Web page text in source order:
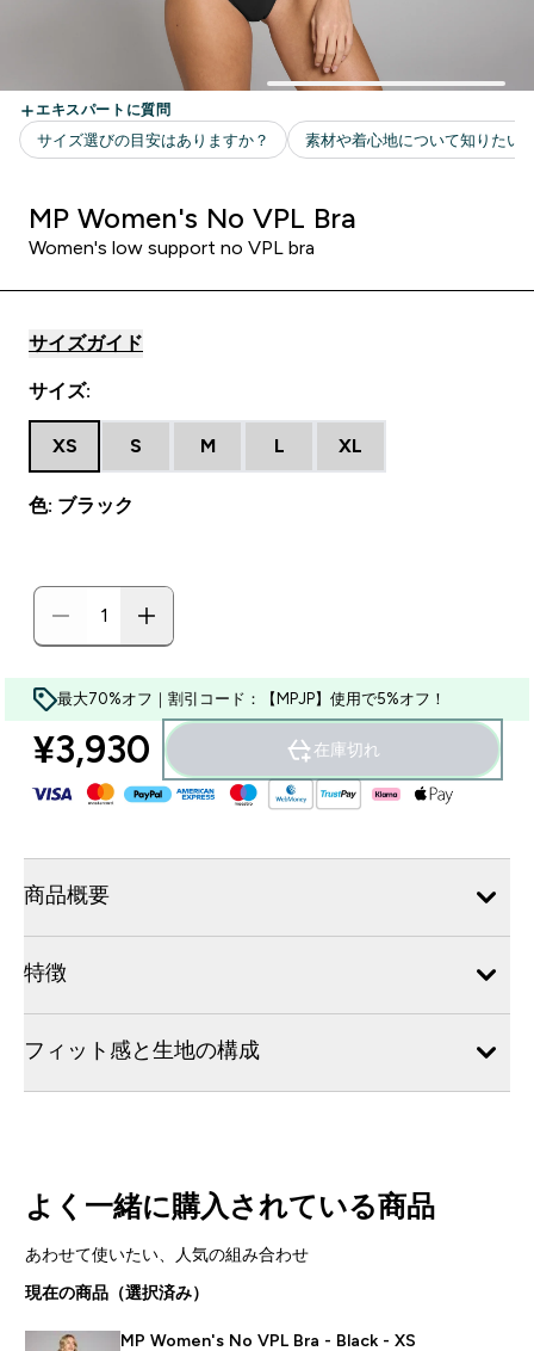
MP Women's No VPL Bra
Women's low support no VPL bra
サイズガイド
サイズ:
XS S M L XL
色: ブラック
最大70%オフ｜割引コード：【MPJP】使用で5%オフ！
¥3,930‎ 在庫切れ
商品概要
特徴
フィット感と生地の構成
よく一緒に購入されている商品
あわせて使いたい、人気の組み合わせ
現在の商品（選択済み）
MP Women's No VPL Bra - Black - XS